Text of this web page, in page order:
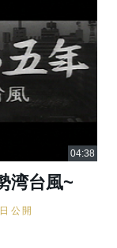
湾台風~
公開